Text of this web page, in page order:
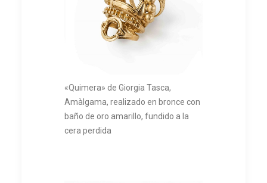
«Quimera» de Giorgia Tasca,
Amàlgama, realizado en bronce con
baño de oro amarillo, fundido a la
cera perdida